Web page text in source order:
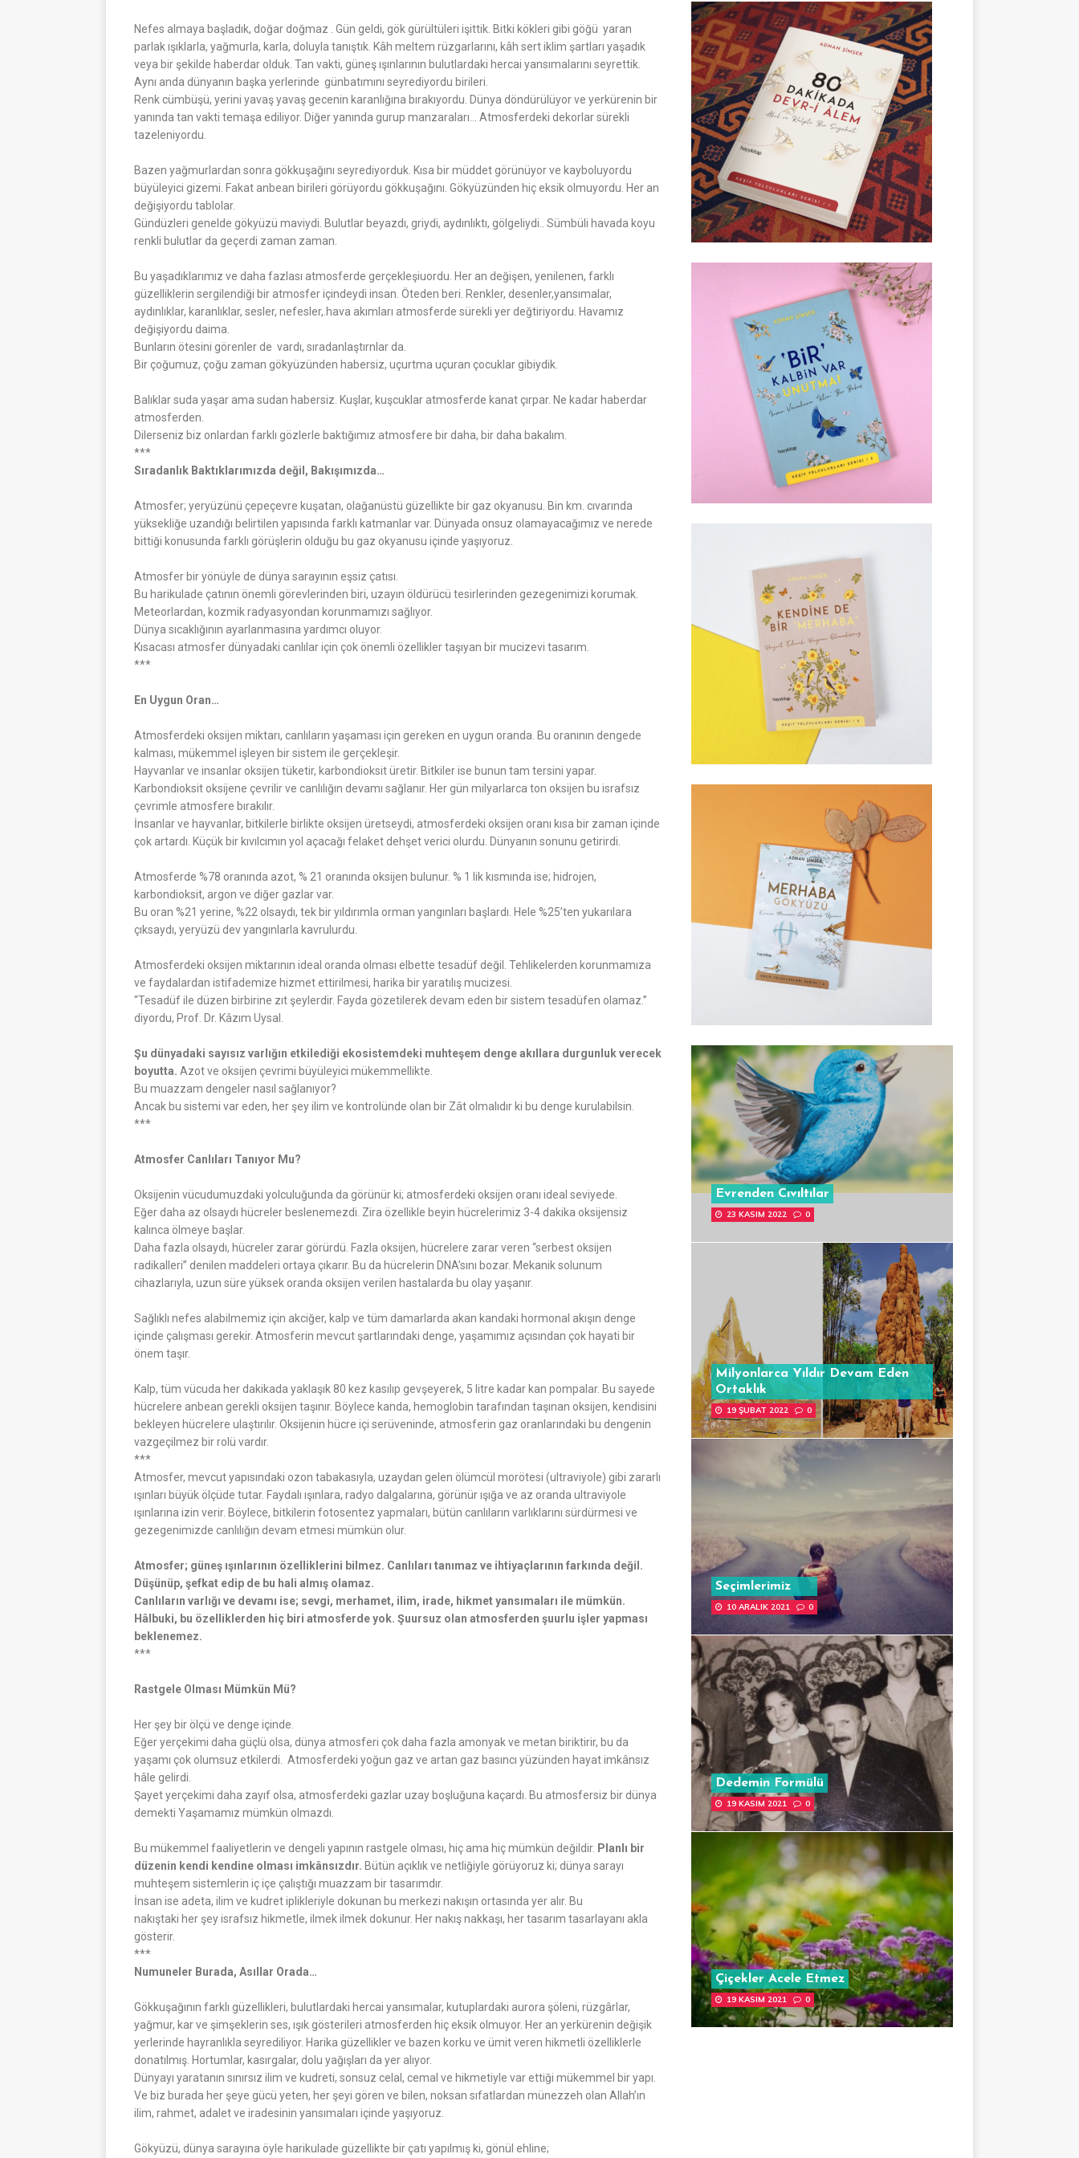
Nefes almaya başladık, doğar doğmaz . Gün geldi, gök gürültüleri işittik. Bitki kökleri gibi göğü yaran
parlak ışıklarla, yağmurla, karla, doluyla tanıştık. Kâh meltem rüzgarlarını, kâh sert iklim şartları yaşadık
veya bir şekilde haberdar olduk. Tan vakti, güneş ışınlarının bulutlardaki hercai yansımalarını seyrettik.
Aynı anda dünyanın başka yerlerinde günbatımını seyrediyordu birileri.
Renk cümbüşü, yerini yavaş yavaş gecenin karanlığına bırakıyordu. Dünya döndürülüyor ve yerkürenin bir
yanında tan vakti temaşa ediliyor. Diğer yanında gurup manzaraları… Atmosferdeki dekorlar sürekli
tazeleniyordu.
Bazen yağmurlardan sonra gökkuşağını seyrediyorduk. Kısa bir müddet görünüyor ve kayboluyordu
büyüleyici gizemi. Fakat anbean birileri görüyordu gökkuşağını. Gökyüzünden hiç eksik olmuyordu. Her an
değişiyordu tablolar.
Gündüzleri genelde gökyüzü maviydi. Bulutlar beyazdı, griydi, aydınlıktı, gölgeliydi.. Sümbüli havada koyu
renkli bulutlar da geçerdi zaman zaman.
Bu yaşadıklarımız ve daha fazlası atmosferde gerçekleşiuordu. Her an değişen, yenilenen, farklı
güzelliklerin sergilendiği bir atmosfer içindeydi insan. Öteden beri. Renkler, desenler,yansımalar,
aydınlıklar, karanlıklar, sesler, nefesler,.hava akımları atmosferde sürekli yer değtiriyordu. Havamız
değişiyordu daima.
Bunların ötesini görenler de vardı, sıradanlaştırnlar da.
Bir çoğumuz, çoğu zaman gökyüzünden habersiz, uçurtma uçuran çocuklar gibiydik.
Balıklar suda yaşar ama sudan habersiz. Kuşlar, kuşcuklar atmosferde kanat çırpar. Ne kadar haberdar
atmosferden.
Dilerseniz biz onlardan farklı gözlerle baktığımız atmosfere bir daha, bir daha bakalım.
***
Sıradanlık Baktıklarımızda değil, Bakışımızda…
Atmosfer; yeryüzünü çepeçevre kuşatan, olağanüstü güzellikte bir gaz okyanusu. Bin km. cıvarında
yüksekliğe uzandığı belirtilen yapısında farklı katmanlar var. Dünyada onsuz olamayacağımız ve nerede
bittiği konusunda farklı görüşlerin olduğu bu gaz okyanusu içinde yaşıyoruz.
Atmosfer bir yönüyle de dünya sarayının eşsiz çatısı.
Bu harikulade çatının önemli görevlerinden biri, uzayın öldürücü tesirlerinden gezegenimizi korumak.
Meteorlardan, kozmik radyasyondan korunmamızı sağlıyor.
Dünya sıcaklığının ayarlanmasına yardımcı oluyor.
Kısacası atmosfer dünyadaki canlılar için çok önemli özellikler taşıyan bir mucizevi tasarım.
***
En Uygun Oran…
Atmosferdeki oksijen miktarı, canlıların yaşaması için gereken en uygun oranda. Bu oranının dengede
kalması, mükemmel işleyen bir sistem ile gerçekleşir.
Hayvanlar ve insanlar oksijen tüketir, karbondioksit üretir. Bitkiler ise bunun tam tersini yapar.
Karbondioksit oksijene çevrilir ve canlılığın devamı sağlanır. Her gün milyarlarca ton oksijen bu israfsız
çevrimle atmosfere bırakılır.
İnsanlar ve hayvanlar, bitkilerle birlikte oksijen üretseydi, atmosferdeki oksijen oranı kısa bir zaman içinde
çok artardı. Küçük bir kıvılcımın yol açacağı felaket dehşet verici olurdu. Dünyanın sonunu getirirdi.
Atmosferde %78 oranında azot, % 21 oranında oksijen bulunur. % 1 lik kısmında ise; hidrojen,
karbondioksit, argon ve diğer gazlar var.
Bu oran %21 yerine, %22 olsaydı, tek bir yıldırımla orman yangınları başlardı. Hele %25’ten yukarılara
çıksaydı, yeryüzü dev yangınlarla kavrulurdu.
Atmosferdeki oksijen miktarının ideal oranda olması elbette tesadüf değil. Tehlikelerden korunmamıza
ve faydalardan istifademize hizmet ettirilmesi, harika bir yaratılış mucizesi.
“Tesadüf ile düzen birbirine zıt şeylerdir. Fayda gözetilerek devam eden bir sistem tesadüfen olamaz.”
diyordu, Prof. Dr. Kâzım Uysal.
Şu dünyadaki sayısız varlığın etkilediği ekosistemdeki muhteşem denge akıllara durgunluk verecek
boyutta. Azot ve oksijen çevrimi büyüleyici mükemmellikte.
Bu muazzam dengeler nasıl sağlanıyor?
Ancak bu sistemi var eden, her şey ilim ve kontrolünde olan bir Zât olmalıdır ki bu denge kurulabilsin.
***
Atmosfer Canlıları Tanıyor Mu?
Oksijenin vücudumuzdaki yolculuğunda da görünür ki; atmosferdeki oksijen oranı ideal seviyede.
Eğer daha az olsaydı hücreler beslenemezdi. Zira özellikle beyin hücrelerimiz 3-4 dakika oksijensiz
kalınca ölmeye başlar.
Daha fazla olsaydı, hücreler zarar görürdü. Fazla oksijen, hücrelere zarar veren “serbest oksijen
radikalleri” denilen maddeleri ortaya çıkarır. Bu da hücrelerin DNA’sını bozar. Mekanik solunum
cihazlarıyla, uzun süre yüksek oranda oksijen verilen hastalarda bu olay yaşanır.
Sağlıklı nefes alabilmemiz için akciğer, kalp ve tüm damarlarda akan kandaki hormonal akışın denge
içinde çalışması gerekir. Atmosferin mevcut şartlarındaki denge, yaşamımız açısından çok hayati bir
önem taşır.
Kalp, tüm vücuda her dakikada yaklaşık 80 kez kasılıp gevşeyerek, 5 litre kadar kan pompalar. Bu sayede
hücrelere anbean gerekli oksijen taşınır. Böylece kanda, hemoglobin tarafından taşınan oksijen, kendisini
bekleyen hücrelere ulaştırılır. Oksijenin hücre içi serüveninde, atmosferin gaz oranlarındaki bu dengenin
vazgeçilmez bir rolü vardır.
***
Atmosfer, mevcut yapısındaki ozon tabakasıyla, uzaydan gelen ölümcül morötesi (ultraviyole) gibi zararlı
ışınları büyük ölçüde tutar. Faydalı ışınlara, radyo dalgalarına, görünür ışığa ve az oranda ultraviyole
ışınlarına izin verir. Böylece, bitkilerin fotosentez yapmaları, bütün canlıların varlıklarını sürdürmesi ve
gezegenimizde canlılığın devam etmesi mümkün olur.
Atmosfer; güneş ışınlarının özelliklerini bilmez. Canlıları tanımaz ve ihtiyaçlarının farkında değil.
Düşünüp, şefkat edip de bu hali almış olamaz.
Canlıların varlığı ve devamı ise; sevgi, merhamet, ilim, irade, hikmet yansımaları ile mümkün.
Hâlbuki, bu özelliklerden hiç biri atmosferde yok. Şuursuz olan atmosferden şuurlu işler yapması
beklenemez.
***
Rastgele Olması Mümkün Mü?
Her şey bir ölçü ve denge içinde.
Eğer yerçekimi daha güçlü olsa, dünya atmosferi çok daha fazla amonyak ve metan biriktirir, bu da
yaşamı çok olumsuz etkilerdi. Atmosferdeki yoğun gaz ve artan gaz basıncı yüzünden hayat imkânsız
hâle gelirdi.
Şayet yerçekimi daha zayıf olsa, atmosferdeki gazlar uzay boşluğuna kaçardı. Bu atmosfersiz bir dünya
demekti Yaşamamız mümkün olmazdı.
Bu mükemmel faaliyetlerin ve dengeli yapının rastgele olması, hiç ama hiç mümkün değildir. Planlı bir
düzenin kendi kendine olması imkânsızdır. Bütün açıklık ve netliğiyle görüyoruz ki; dünya sarayı
muhteşem sistemlerin iç içe çalıştığı muazzam bir tasarımdır.
İnsan ise adeta, ilim ve kudret iplikleriyle dokunan bu merkezi nakışın ortasında yer alır. Bu
nakıştaki her şey israfsız hikmetle, ilmek ilmek dokunur. Her nakış nakkaşı, her tasarım tasarlayanı akla
gösterir.
***
Numuneler Burada, Asıllar Orada…
Gökkuşağının farklı güzellikleri, bulutlardaki hercai yansımalar, kutuplardaki aurora şöleni, rüzgârlar,
yağmur, kar ve şimşeklerin ses, ışık gösterileri atmosferden hiç eksik olmuyor. Her an yerkürenin değişik
yerlerinde hayranlıkla seyrediliyor. Harika güzellikler ve bazen korku ve ümit veren hikmetli özelliklerle
donatılmış. Hortumlar, kasırgalar, dolu yağışları da yer alıyor.
Dünyayı yaratanın sınırsız ilim ve kudreti, sonsuz celal, cemal ve hikmetiyle var ettiği mükemmel bir yapı.
Ve biz burada her şeye gücü yeten, her şeyi gören ve bilen, noksan sıfatlardan münezzeh olan Allah’ın
ilim, rahmet, adalet ve iradesinin yansımaları içinde yaşıyoruz.
Gökyüzü, dünya sarayına öyle harikulade güzellikte bir çatı yapılmış ki, gönül ehline;
Evrenden Cıvıltılar
23 KASIM 2022 0
Milyonlarca Yıldır Devam Eden
Ortaklık
19 ŞUBAT 2022 0
Seçimlerimiz
10 ARALIK 2021 0
Dedemin Formülü
19 KASIM 2021 0
Çiçekler Acele Etmez
19 KASIM 2021 0